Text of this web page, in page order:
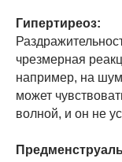
Гипертиреоз:
чрезмерная
например, на
может
волной, и он не